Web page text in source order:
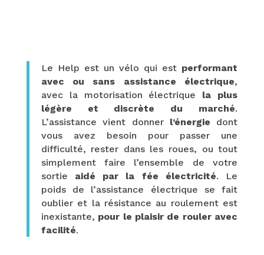
Le Help est un vélo qui est performant
avec ou sans assistance électrique,
avec la motorisation électrique la plus
légère et discrète du marché.
L’assistance vient donner l’énergie dont
vous avez besoin pour passer une
difficulté, rester dans les roues, ou tout
simplement faire l’ensemble de votre
sortie aidé par la fée électricité. Le
poids de l’assistance électrique
se fait
oublier et la résistance au roulement est
inexistante, pour le plaisir de rouler avec
facilité.